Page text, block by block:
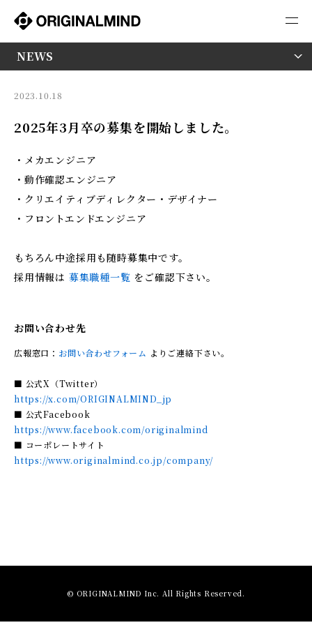
NEWS
採用情報
2023.10.18
2025年3月卒の募集を開始しました。
・メカエンジニア
・動作確認エンジニア
・クリエイティブディレクター・デザイナー
・フロントエンドエンジニア
もちろん中途採用も随時募集中です。
採用情報は 募集職種一覧 をご確認下さい。
お問い合わせ先
広報窓口： お問い合わせフォーム よりご連絡下さい。
■ 公式X（Twitter）
https://x.com/ORIGINALMIND_jp
■ 公式Facebook
https://www.facebook.com/originalmind
■ コーポレートサイト
https://www.originalmind.co.jp/company/
© ORIGINALMIND Inc. All Rights Reserved.